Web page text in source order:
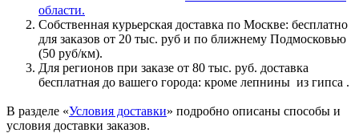
области.
Собственная курьерская доставка по Москве: бесплатно
для заказов от 20 тыс. руб и по ближнему Подмосковью
(50 руб/км).
Для регионов при заказе от 80 тыс. руб. доставка
бесплатная до вашего города: кроме лепнины из гипса .
В разделе «Условия доставки» подробно описаны способы и
условия доставки заказов.